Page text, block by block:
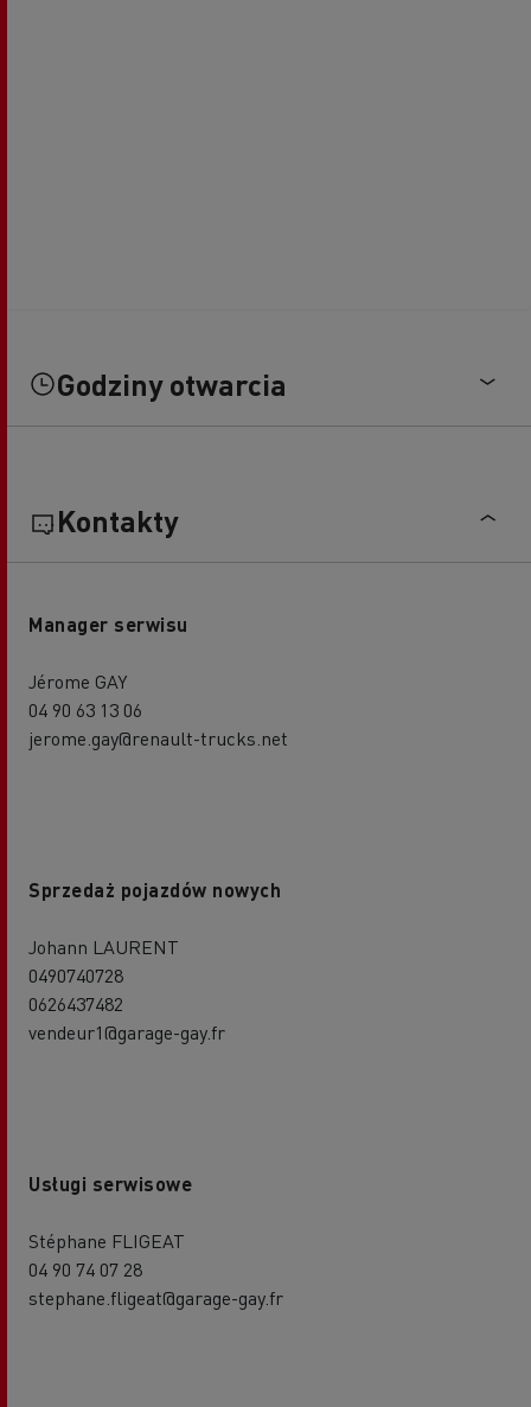
Godziny otwarcia
Kontakty
Manager serwisu
Jérome GAY
04 90 63 13 06
jerome.gay@renault-trucks.net
Sprzedaż pojazdów nowych
Johann LAURENT
0490740728
0626437482
vendeur1@garage-gay.fr
Usługi serwisowe
Stéphane FLIGEAT
04 90 74 07 28
stephane.fligeat@garage-gay.fr